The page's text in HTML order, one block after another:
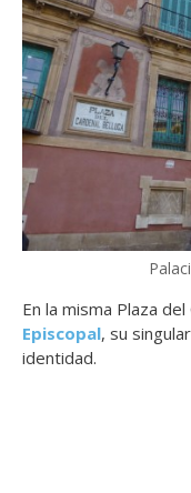
En la misma Plaza
Episcopal, su
identidad.